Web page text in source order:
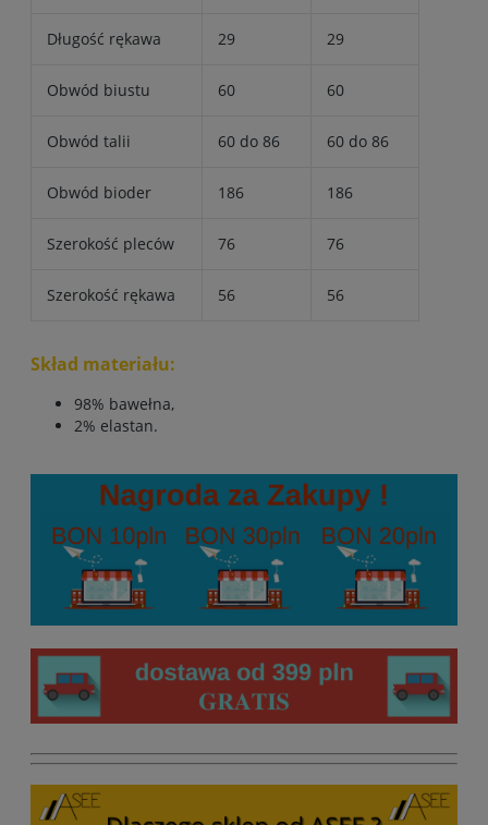
Długość rękawa 29 29
Obwód biustu 60 60
Obwód talii 60 do 86 60 do 86
Obwód bioder 186 186
Szerokość pleców 76 76
Szerokość rękawa 56 56
Skład materiału:
98% bawełna,
2% elastan.